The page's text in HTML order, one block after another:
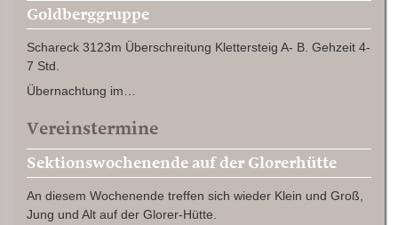
Goldberggruppe
Schareck 3123m Überschreitung Klettersteig A- B. Gehzeit 4-
7 Std.
Übernachtung im…
Vereinstermine
Sektionswochenende auf der Glorerhütte
An diesem Wochenende treffen sich wieder Klein und Groß,
Jung und Alt auf der Glorer-Hütte.